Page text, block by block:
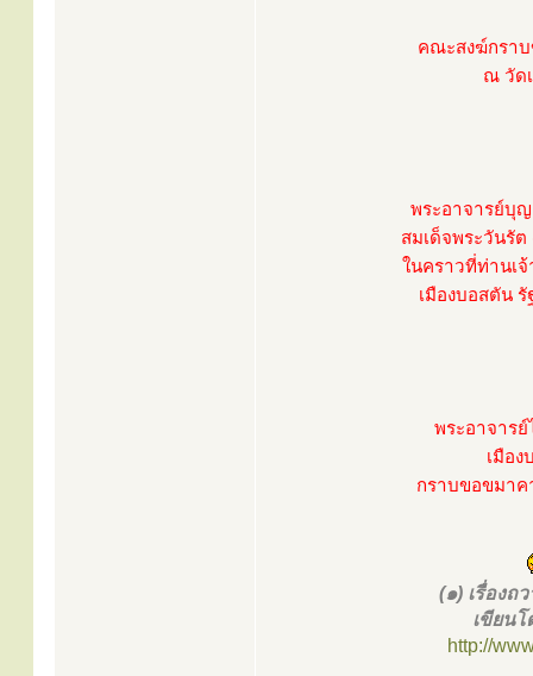
คณะสงฆ์กรา
ณ วัด
พระอาจารย์บุ
สมเด็จพระวันรั
ในคราวที่ท่านเ
เมืองบอสตัน
พระอาจาร
เมือ
กราบขอขมา
(๑) เรื่องถ
เขียน
http://